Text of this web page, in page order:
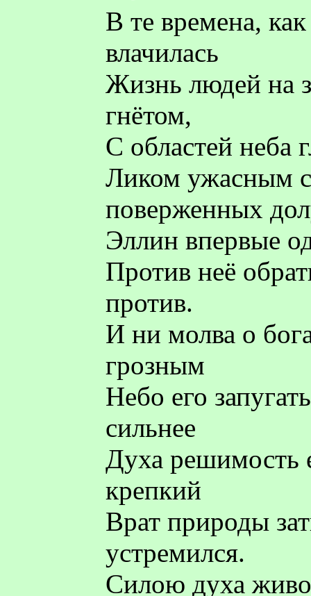
В те времена, как
влачилась
Жизнь людей на
гнётом,
С областей неба
Ликом ужасным
поверженных
Эллин впервые
Против неё
против.
И ни молва о
грозным
Небо его
сильнее
Духа решимость
крепкий
Врат природы
устремился.
Силою духа